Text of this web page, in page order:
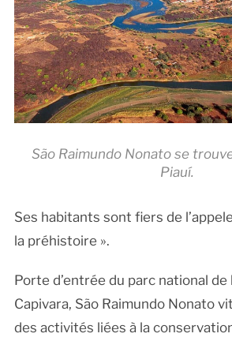
São Raimundo Nonato se
Piauí.
Ses habitants sont fiers de
la préhistoire ».
Porte d’entrée du parc national de
Capivara, São Raimundo Nonato
des activités liées à la